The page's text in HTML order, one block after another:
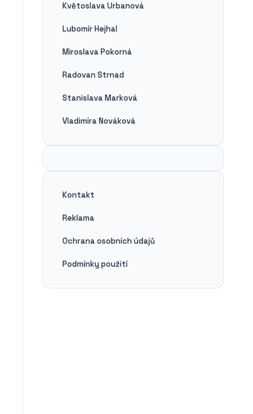
Květoslava Urbanová
Lubomír Hejhal
Miroslava Pokorná
Radovan Strnad
Stanislava Marková
Vladimíra Nováková
Kontakt
Reklama
Ochrana osobních údajů
Podmínky použití